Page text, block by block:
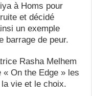
à Homs pour
et décidé
un exemple
barrage de peur.
Rasha Melhem
On the Edge » les
vie et le choix.